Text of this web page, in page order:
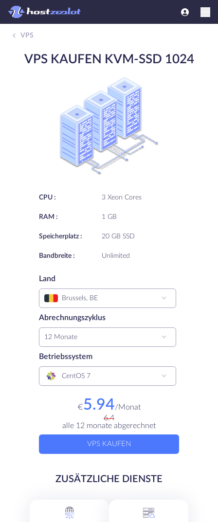
VPS
VPS KAUFEN KVM-SSD 1024
CPU :
RAM :
Speicherplatz :
Bandbreite :
3 Xeon Cores
1 GB
20 GB SSD
Unlimited
Land
Brussels, BE
Abrechnungszyklus
12 Monate
Betriebssystem
CentOS 7
€5.94/Monat
6.4
alle 12 monate abgerechnet
VPS KAUFEN
ZUSÄTZLICHE DIENSTE